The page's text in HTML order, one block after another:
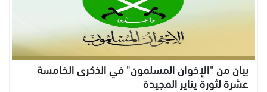
بيان من "الإخوان المسلمون" في الذكرى الخامسة
عشرة لثورة يناير المجيدة